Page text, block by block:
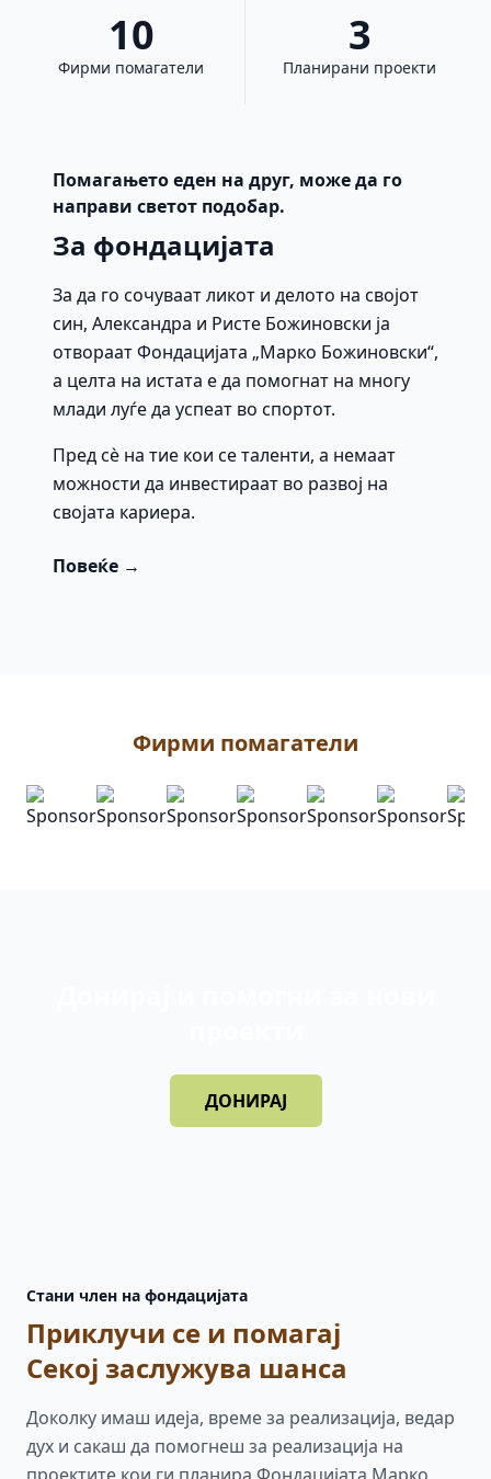
10
Фирми помагатели
3
Планирани проекти
Помагањето еден на друг, може да го
направи светот подобар.
За фондацијата
За да го сочуваат ликот и делото на својот
син, Александра и Ристе Божиновски ја
отвораат Фондацијата „Марко Божиновски“,
а целта на истата е да помогнат на многу
млади луѓе да успеат во спортот.
Пред сè на тие кои се таленти, а немаат
можности да инвестираат во развој на
својата кариера.
Повеќе →
Фирми помагатели
ДОНИРАЈ
Стани член на фондацијата
Приклучи се и помагај
Секој заслужува шанса
Доколку имаш идеја, време за реализација, ведар
дух и сакаш да помогнеш за реализација на